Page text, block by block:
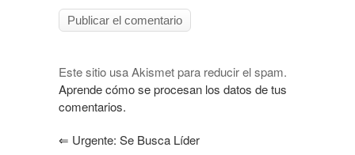
Este sitio usa Akismet para reducir el spam.
Aprende cómo se procesan los datos de tus
comentarios.
⇐ Urgente: Se Busca Líder